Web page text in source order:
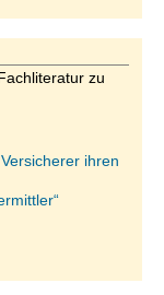
zu
ihren